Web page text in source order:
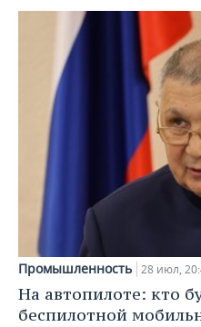
Промышленность 28 июл,
На автопилоте: кто
беспилотной